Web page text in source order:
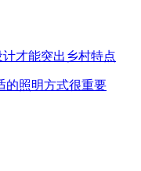
计才能突出乡村特点
的照明方式很重要